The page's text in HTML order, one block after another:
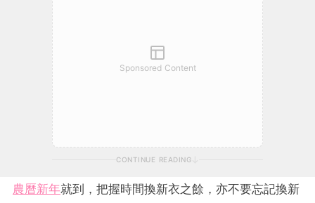
Sponsored Content
CONTINUE READING
農曆新年就到，把握時間換新衣之餘，亦不要忘記換新